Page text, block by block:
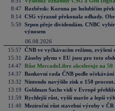
8:47 Rozbřesk: Koruna po holubičím
8:14 CSG výrazně překonala odhady.
5:50 Srpen přeje dividendám. CNBC
výnosem
06.08.2026
15:57 ČNB ve vyčkávacím režimu, zvýšení
15:31
Zásoby plynu v EU jsou pro toto
14:47 Růst MercadoLibre akceleruje na
14:37 Bankovní rada ČNB podle
13:32 Nintendo navýšilo zisk o 150
13:19 Goldman Sachs vidí v Evropě
11:59 Rychlejší růst, vyšší marže a lepší
11:40 Meziroční růst stavební výroby v